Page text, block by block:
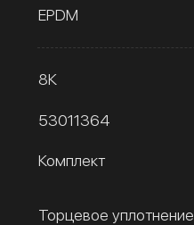
EPDM
8К
53011364
Комплект
Торцевое уплотнение